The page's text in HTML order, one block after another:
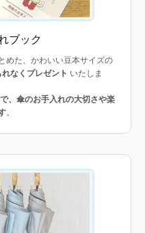
ブック
めた、かわいい豆本サイズの
れなくプレゼント いたしま
、傘のお手入れの大切さや楽
。